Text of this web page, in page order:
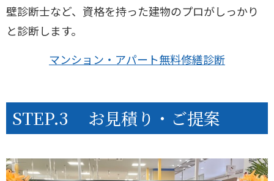
壁診断士など、資格を持った建物のプロがしっかり
と診断します。
マンション・アパート無料修繕診断
STEP.3 お見積り・ご提案